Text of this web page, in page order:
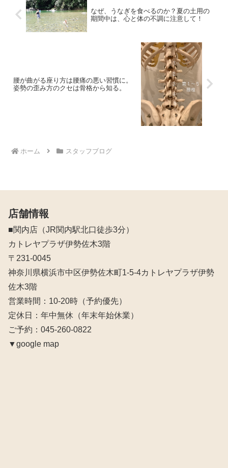
なぜ、うなぎを食べるのか？夏の土用の
期間中は、心と体の不調に注意して！
腰が曲がる座り方は腰痛の悪い習慣に。
姿勢の歪み方のクセは骨格から知る。
ホーム スタッフブログ
店舗情報
■関内店（JR関内駅北口徒歩3分）
カトレヤプラザ伊勢佐木3階
〒231-0045
神奈川県横浜市中区伊勢佐木町1-5-4カトレヤプラザ伊勢
佐木3階
営業時間：10‐20時（予約優先）
定休日：年中無休（年末年始休業）
ご予約：045-260-0822
▼google map